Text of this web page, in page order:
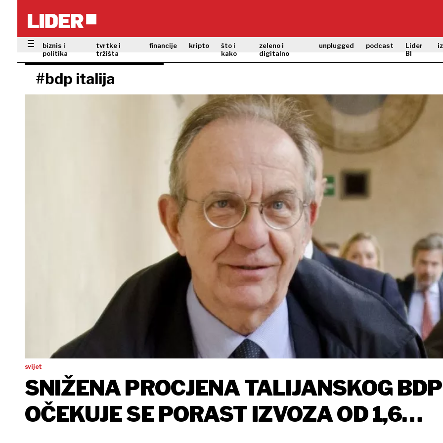
biznis i
politika
tvrtke i
tržišta
financije kripto
što i
kako
zeleno i
digitalno
unplugged podcast
Lider
BI
#bdp italija
svijet
SNIŽENA PROCJENA TALIJANSKOG
OČEKUJE SE PORAST IZVOZA OD 1,6